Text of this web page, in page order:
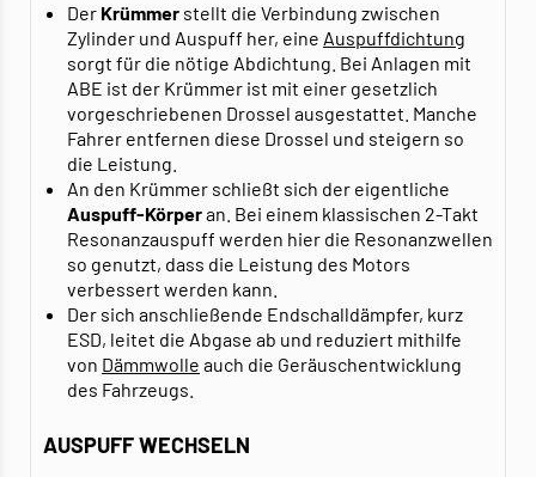
Der Krümmer stellt die Verbindung zwischen
Zylinder und Auspuff her, eine Auspuffdichtung
sorgt für die nötige Abdichtung. Bei Anlagen mit
ABE ist der Krümmer ist mit einer gesetzlich
vorgeschriebenen Drossel ausgestattet. Manche
Fahrer entfernen diese Drossel und steigern so
die Leistung.
An den Krümmer schließt sich der eigentliche
Auspuff-Körperan. Bei einem klassischen 2-Takt
Resonanzauspuff werden hier die Resonanzwellen
so genutzt, dass die Leistung des Motors
verbessert werden kann.
Der sich anschließende Endschalldämpfer, kurz
ESD, leitet die Abgase ab und reduziert mithilfe
von Dämmwolle auch die Geräuschentwicklung
des Fahrzeugs.
AUSPUFF WECHSELN